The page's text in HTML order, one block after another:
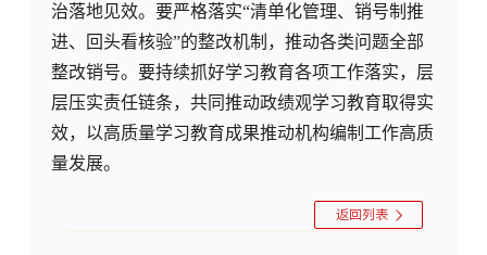
治落地见效。要严格落实“清单化管理、销号制推
进、回头看核验”的整改机制，推动各类问题全部
整改销号。要持续抓好学习教育各项工作落实，层
层压实责任链条，共同推动政绩观学习教育取得实
效，以高质量学习教育成果推动机构编制工作高质
量发展。
返回列表